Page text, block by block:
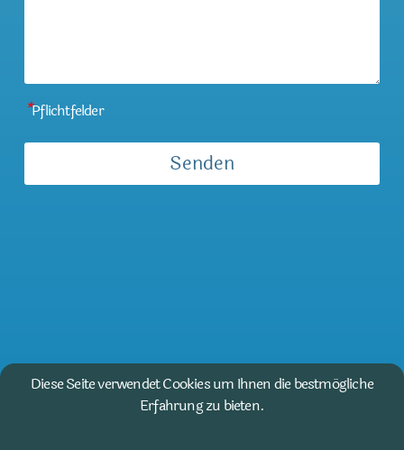
*Pflichtfelder
Diese Seite verwendet Cookies um Ihnen die bestmögliche
Erfahrung zu bieten.